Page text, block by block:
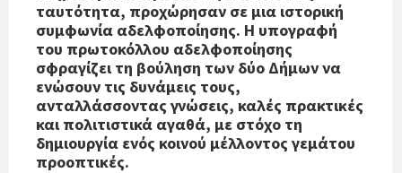
ταυτότητα, προχώρησαν σε μια ιστορική
συμφωνία αδελφοποίησης. Η υπογραφή
του πρωτοκόλλου αδελφοποίησης
σφραγίζει τη βούληση των δύο Δήμων να
ενώσουν τις δυνάμεις τους,
ανταλλάσσοντας γνώσεις, καλές πρακτικές
και πολιτιστικά αγαθά, με στόχο τη
δημιουργία ενός κοινού μέλλοντος γεμάτου
προοπτικές.